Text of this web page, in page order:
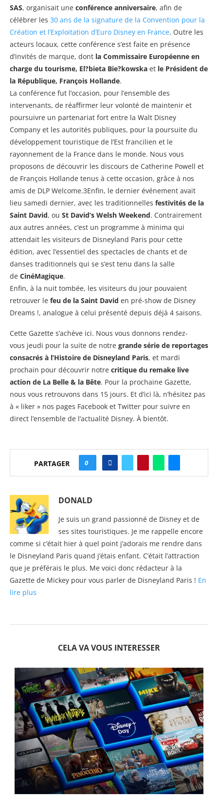
SAS, organisait une conférence anniversaire, afin de
célébrer les 30 ans de la signature de la Convention pour la
Création et l’Exploitation d’Euro Disney en France. Outre les
acteurs locaux, cette conférence s’est faite en présence
d’invités de marque, dont la Commissaire Européenne en
charge du tourisme, El?bieta Bie?kowska et le Président de
la République, François Hollande.
La conférence fut l’occasion, pour l’ensemble des
intervenants, de réaffirmer leur volonté de maintenir et
poursuivre un partenariat fort entre la Walt Disney
Company et les autorités publiques, pour la poursuite du
développement touristique de l’Est francilien et le
rayonnement de la France dans le monde. Nous vous
proposons de découvrir les discours de Catherine Powell et
de François Hollande tenus à cette occasion, grâce à nos
amis de DLP Welcome.3Enfin, le dernier événement avait
lieu samedi dernier, avec les traditionnelles festivités de la
Saint David, ou St David’s Welsh Weekend. Contrairement
aux autres années, c’est un programme à minima qui
attendait les visiteurs de Disneyland Paris pour cette
édition, avec l’essentiel des spectacles de chants et de
danses traditionnels qui se s’est tenu dans la salle
de CinéMagique.
Enfin, à la nuit tombée, les visiteurs du jour pouvaient
retrouver le feu de la Saint David en pré-show de Disney
Dreams !, analogue à celui présenté depuis déjà 4 saisons.
Cette Gazette s’achève ici. Nous vous donnons rendez-
vous jeudi pour la suite de notre grande série de reportages
consacrés à l’Histoire de Disneyland Paris, et mardi
prochain pour découvrir notre critique du remake live
action de La Belle & la Bête. Pour la prochaine Gazette,
nous vous retrouvons dans 15 jours. Et d’ici là, n’hésitez pas
à « liker » nos pages Facebook et Twitter pour suivre en
direct l’ensemble de l’actualité Disney. À bientôt.
PARTAGER 0
DONALD
Je suis un grand passionné de Disney et de
ses sites touristiques. Je me rappelle encore
comme si c’était hier à quel point j’adorais me rendre dans
le Disneyland Paris quand j’étais enfant. C’était l’attraction
que je préférais le plus. Me voici donc rédacteur à la
Gazette de Mickey pour vous parler de Disneyland Paris ! En
lire plus
CELA VA VOUS INTERESSER